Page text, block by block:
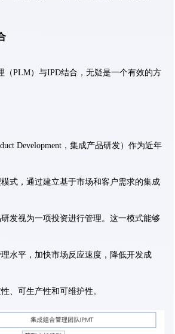
（PLM）与IPD结合，无疑是一个有效的方
Development，集成产品研发）作为近年
式，通过建立基于市场和客户需求的集成
发视为一项投资进行管理。这一模式能够
水平，加快市场反应速度，降低开发成
、可生产性和可维护性。